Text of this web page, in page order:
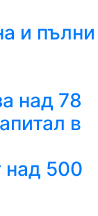
и пълни
над 78
в
над 500